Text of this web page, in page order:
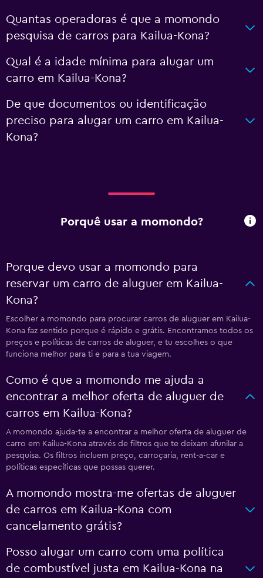
Quantas operadoras é que a momondo
pesquisa de carros para Kailua-Kona?
Qual é a idade mínima para alugar um
carro em Kailua-Kona?
De que documentos ou identificação
preciso para alugar um carro em Kailua-
Kona?
Porquê usar a momondo?
Porque devo usar a momondo para
reservar um carro de aluguer em Kailua-
Kona?
Escolher a momondo para procurar carros de aluguer em Kailua-
Kona faz sentido porque é rápido e grátis. Encontramos todos os
preços e políticas de carros de aluguer, e tu escolhes o que
funciona melhor para ti e para a tua viagem.
Como é que a momondo me ajuda a
encontrar a melhor oferta de aluguer de
carros em Kailua-Kona?
A momondo ajuda-te a encontrar a melhor oferta de aluguer de
carro em Kailua-Kona através de filtros que te deixam afunilar a
pesquisa. Os filtros incluem preço, carroçaria, rent-a-car e
políticas específicas que possas querer.
A momondo mostra-me ofertas de aluguer
de carros em Kailua-Kona com
cancelamento grátis?
Posso alugar um carro com uma política
de combustível justa em Kailua-Kona na